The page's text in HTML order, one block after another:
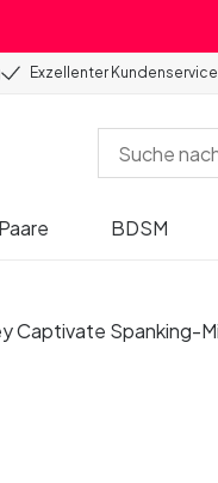
Exzellenter Kundenservice
Paare BDSM